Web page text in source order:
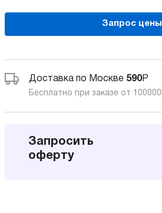
Запрос цены
Доставка по Москве 590Р
Бесплатно при заказе от 100000
Запросить
оферту